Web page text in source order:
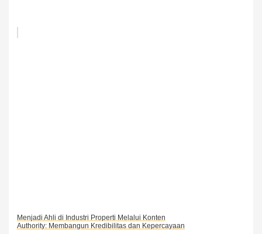
Menjadi Ahli di Industri Properti Melalui Konten
Authority: Membangun Kredibilitas dan Kepercayaan